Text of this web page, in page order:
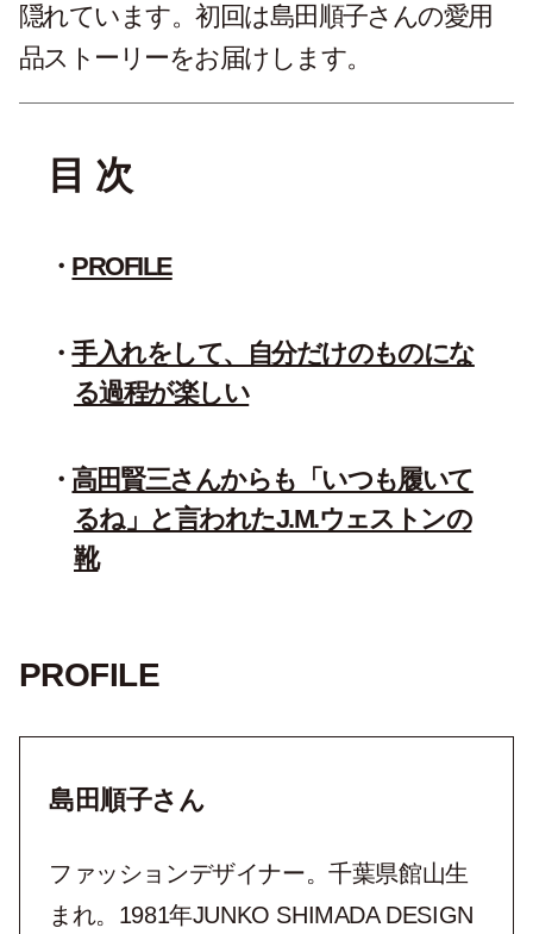
隠れています。初回は島田順子さんの愛用
品ストーリーをお届けします。
目 次
PROFILE
手入れをして、自分だけのものにな
る過程が楽しい
高田賢三さんからも「いつも履いて
るね」と言われたJ.M.ウェストンの
靴
PROFILE
島田順子さん
ファッションデザイナー。千葉県館山生
まれ。1981年JUNKO SHIMADA DESIGN